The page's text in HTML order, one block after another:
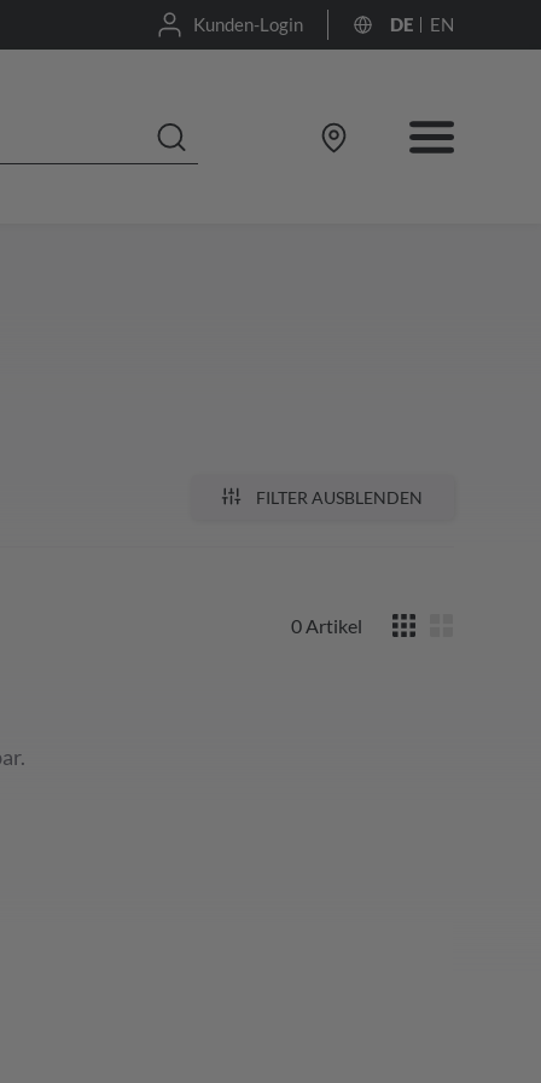
Kunden-Login DE EN
FILTER AUSBLENDEN
0 Artikel